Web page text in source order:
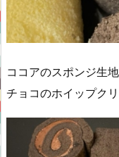
ココアのスポンジ生地
チョコのホイップク